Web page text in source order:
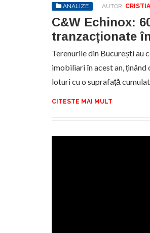
ANALIZE AUTOR:
C&W Echinox:
tranzacționate
Terenurile din București au
imobiliari în acest an,
loturi cu o suprafață
CITESTE MAI MULT